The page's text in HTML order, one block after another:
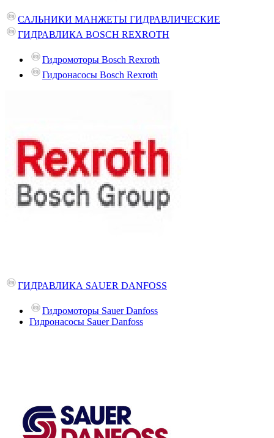
САЛЬНИКИ МАНЖЕТЫ ГИДРАВЛИЧЕСКИЕ
ГИДРАВЛИКА BOSCH REXROTH
Гидромоторы Bosch Rexroth
Гидронасосы Bosch Rexroth
ГИДРАВЛИКА SAUER DANFOSS
Гидромоторы Sauer Danfoss
Гидронасосы Sauer Danfoss